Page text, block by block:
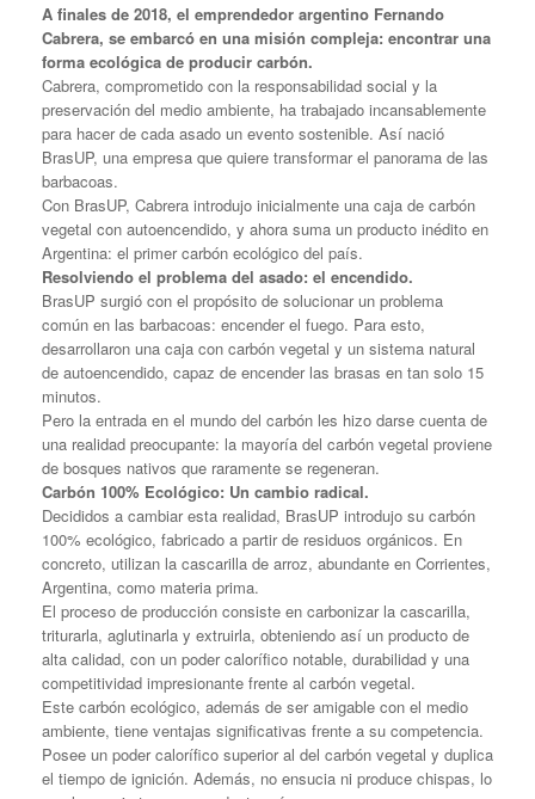
A finales de 2018, el emprendedor argentino Fernando
Cabrera, se embarcó en una misión compleja: encontrar una
forma ecológica de producir carbón.
Cabrera, comprometido con la responsabilidad social y la
preservación del medio ambiente, ha trabajado incansablemente
para hacer de cada asado un evento sostenible. Así nació
BrasUP, una empresa que quiere transformar el panorama de las
barbacoas.
Con BrasUP, Cabrera introdujo inicialmente una caja de carbón
vegetal con autoencendido, y ahora suma un producto inédito en
Argentina: el primer carbón ecológico del país.
Resolviendo el problema del asado: el encendido.
BrasUP surgió con el propósito de solucionar un problema
común en las barbacoas: encender el fuego. Para esto,
desarrollaron una caja con carbón vegetal y un sistema natural
de autoencendido, capaz de encender las brasas en tan solo 15
minutos.
Pero la entrada en el mundo del carbón les hizo darse cuenta de
una realidad preocupante: la mayoría del carbón vegetal proviene
de bosques nativos que raramente se regeneran.
Carbón 100% Ecológico: Un cambio radical.
Decididos a cambiar esta realidad, BrasUP introdujo su carbón
100% ecológico, fabricado a partir de residuos orgánicos. En
concreto, utilizan la cascarilla de arroz, abundante en Corrientes,
Argentina, como materia prima.
El proceso de producción consiste en carbonizar la cascarilla,
triturarla, aglutinarla y extruirla, obteniendo así un producto de
alta calidad, con un poder calorífico notable, durabilidad y una
competitividad impresionante frente al carbón vegetal.
Este carbón ecológico, además de ser amigable con el medio
ambiente, tiene ventajas significativas frente a su competencia.
Posee un poder calorífico superior al del carbón vegetal y duplica
el tiempo de ignición. Además, no ensucia ni produce chispas, lo